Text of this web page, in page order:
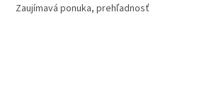
Zaujímavá ponuka, prehľadnosť